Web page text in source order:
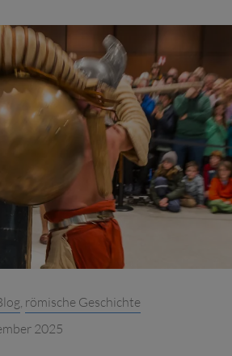
GLADIATOR;
ESSEDARIUS
VS.
ESSEDARIUS:
LIVE-
DER
ARCHÄOLOGISCHEN
STAATSSAMMLUNG
MÜNCHEN
, römische Geschichte
2025